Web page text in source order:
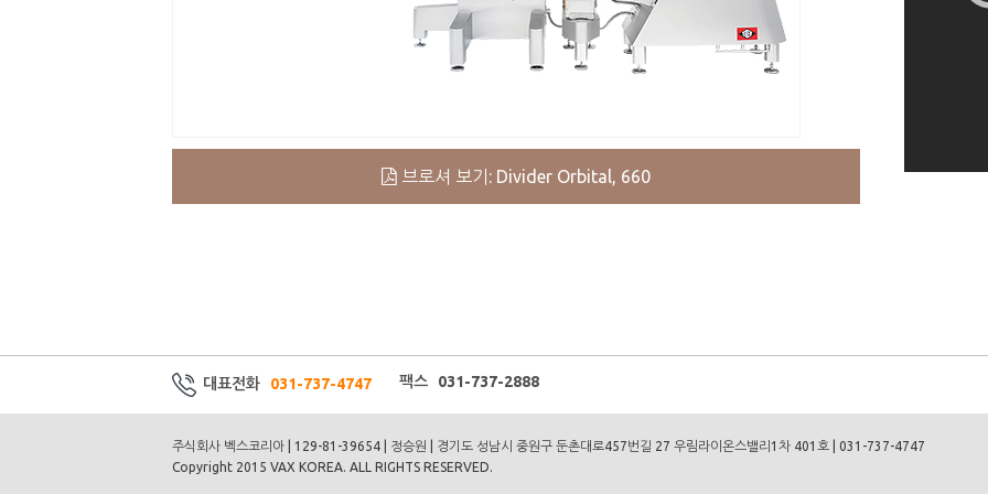
브로셔 보기: Divider Orbital, 660
대표전화 031-737-4747 팩스 031-737-2888
주식회사 벡스코리아 | 129-81-39654 | 정승원 | 경기도 성남시 중원구 둔촌대로457번길 27 우림라이온스밸리1차 401호 | 031-737-4747
Copyright 2015 VAX KOREA. ALL RIGHTS RESERVED.